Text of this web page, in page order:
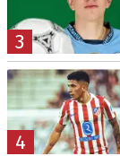
3
4